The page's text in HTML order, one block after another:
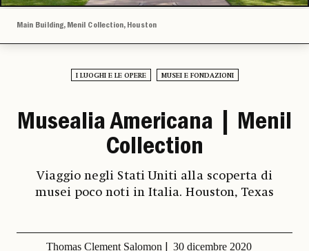
Main Building, Menil Collection, Houston
I LUOGHI E LE OPERE MUSEI E FONDAZIONI
Musealia Americana | Menil
Collection
Viaggio negli Stati Uniti alla scoperta di
musei poco noti in Italia. Houston, Texas
Thomas Clement Salomon
30 dicembre 2020